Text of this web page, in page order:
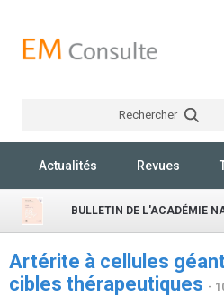
Rechercher
Actualités Revues
BULLETIN DE L'ACADÉMIE
Artérite à cellules
cibles thérapeutiques -